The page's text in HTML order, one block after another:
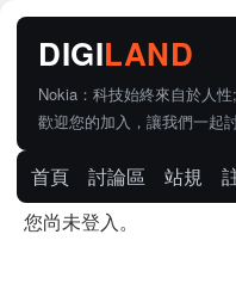
Nokia：科技始終來自於人
歡迎您的加入，讓我們一起
首頁 討論區 站規
您尚未登入。